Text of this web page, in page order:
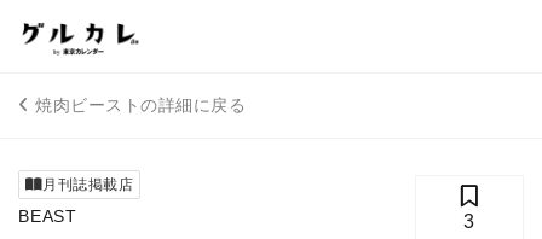
焼肉ビーストの詳細に戻る
月刊誌掲載店
BEAST 3